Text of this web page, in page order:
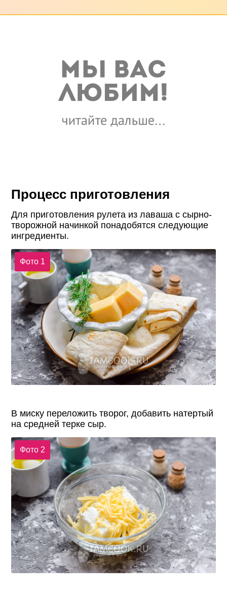
Процесс приготовления
Для приготовления рулета из лаваша с сырно-
творожной начинкой понадобятся следующие
ингредиенты.
Фото 1
В миску переложить творог, добавить натертый
на средней терке сыр.
Фото 2